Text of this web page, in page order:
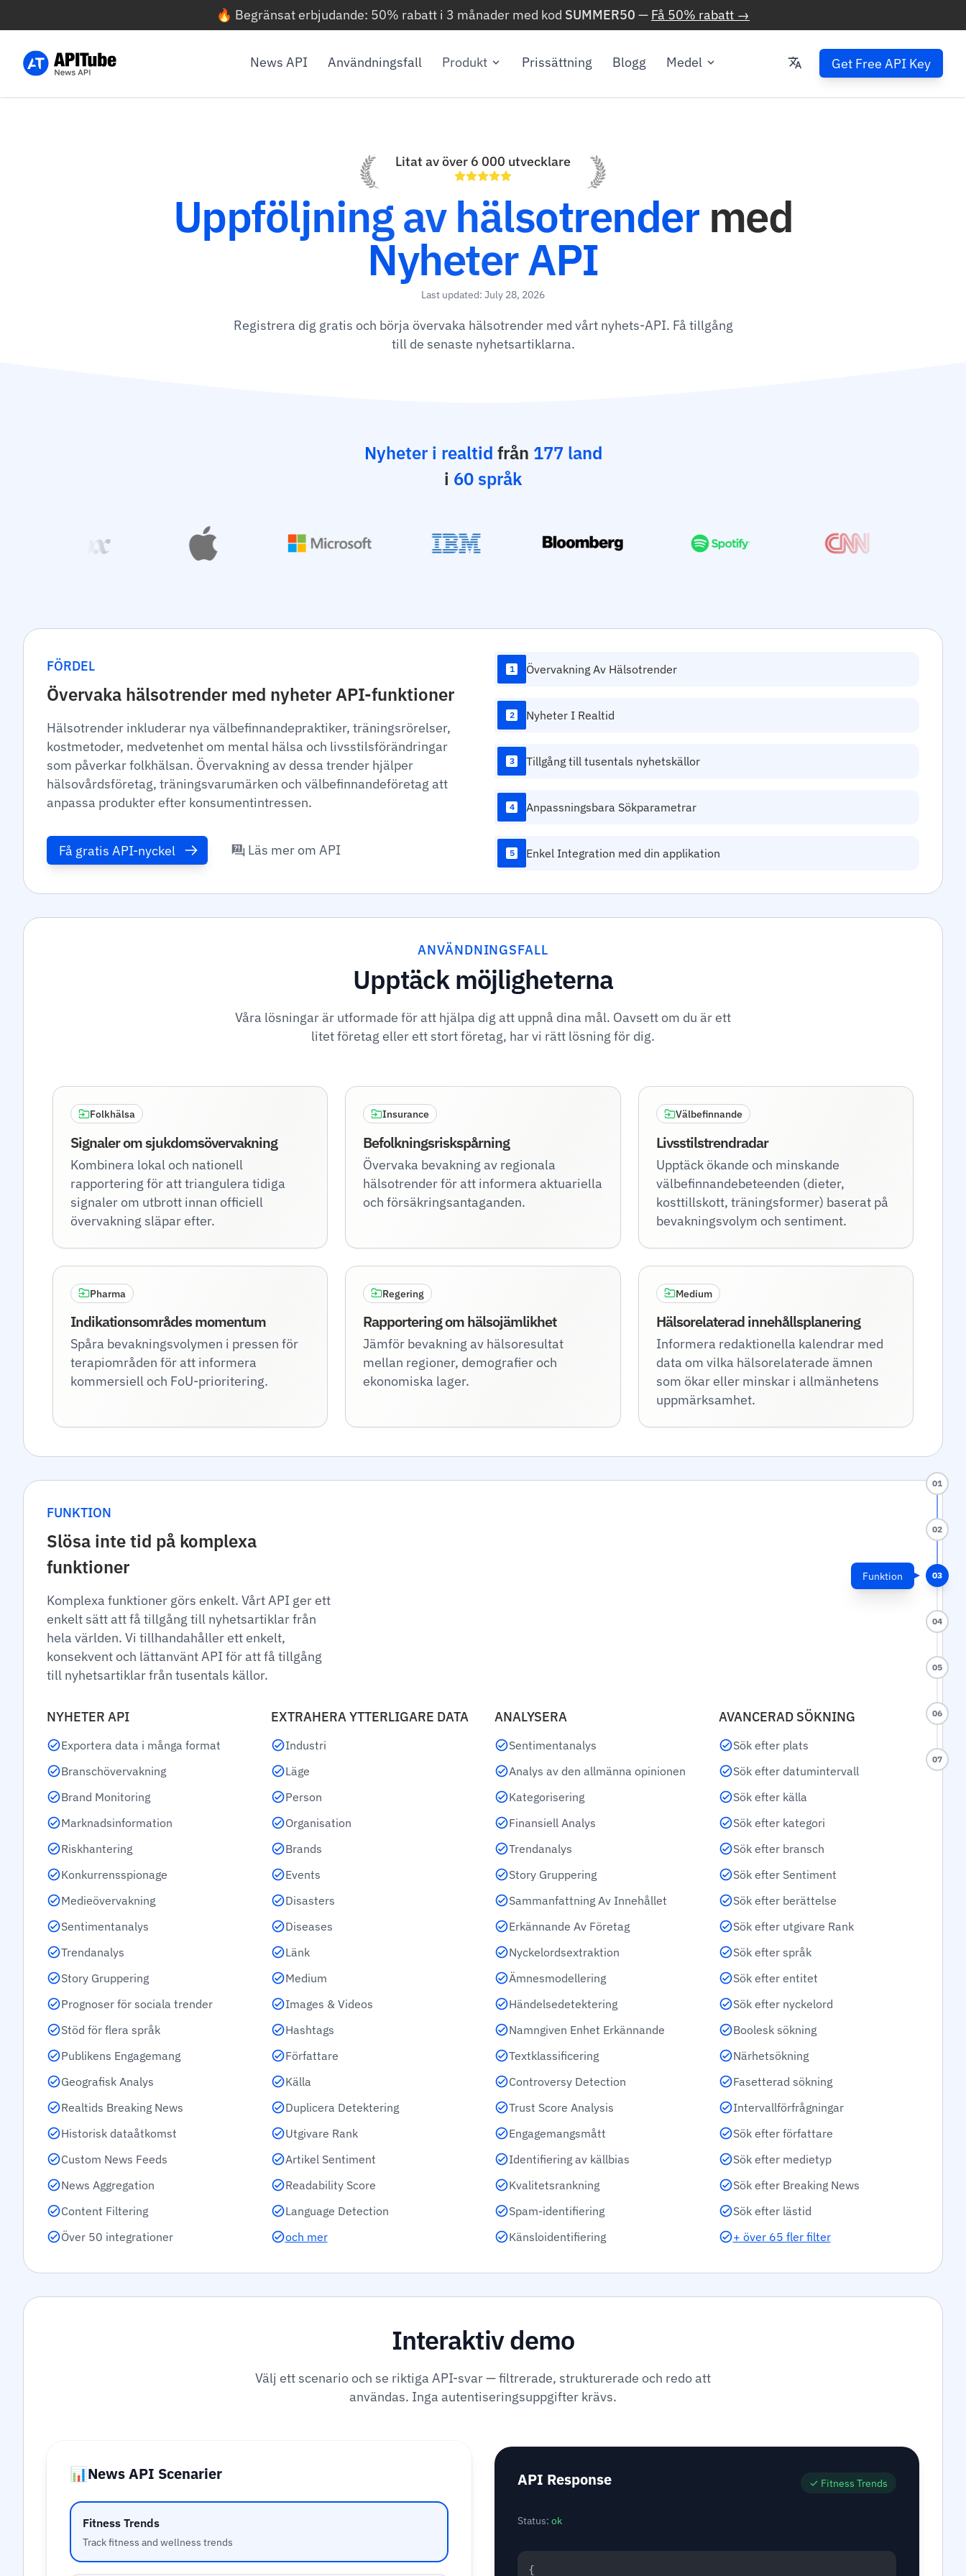
🔥 Begränsat erbjudande: 50% rabatt i 3 månader med kod SUMMER50 — Få 50% rabatt →
News API Användningsfall Produkt Prissättning Blogg Medel Get Free API Key
01
02
03
Funktion
04
05
06
07
Litat av över 6 000 utvecklare
Uppföljning av hälsotrender med
Nyheter API
Last updated: July 28, 2026
Registrera dig gratis och börja övervaka hälsotrender med vårt nyhets-API. Få tillgång
till de senaste nyhetsartiklarna.
Nyheter i realtid från 177 land
i 60 språk
FÖRDEL
Övervaka hälsotrender med nyheter API-funktioner
Hälsotrender inkluderar nya välbefinnandepraktiker, träningsrörelser,
kostmetoder, medvetenhet om mental hälsa och livsstilsförändringar
som påverkar folkhälsan. Övervakning av dessa trender hjälper
hälsovårdsföretag, träningsvarumärken och välbefinnandeföretag att
anpassa produkter efter konsumentintressen.
Få gratis API-nyckel Läs mer om API
1 Övervakning Av Hälsotrender
2 Nyheter I Realtid
3 Tillgång till tusentals nyhetskällor
4 Anpassningsbara Sökparametrar
5 Enkel Integration med din applikation
ANVÄNDNINGSFALL
Upptäck möjligheterna
Våra lösningar är utformade för att hjälpa dig att uppnå dina mål. Oavsett om du är ett
litet företag eller ett stort företag, har vi rätt lösning för dig.
Folkhälsa
Signaler om sjukdomsövervakning
Kombinera lokal och nationell
rapportering för att triangulera tidiga
signaler om utbrott innan officiell
övervakning släpar efter.
Insurance
Befolkningsriskspårning
Övervaka bevakning av regionala
hälsotrender för att informera aktuariella
och försäkringsantaganden.
Välbefinnande
Livsstilstrendradar
Upptäck ökande och minskande
välbefinnandebeteenden (dieter,
kosttillskott, träningsformer) baserat på
bevakningsvolym och sentiment.
Pharma
Indikationsområdes momentum
Spåra bevakningsvolymen i pressen för
terapiområden för att informera
kommersiell och FoU-prioritering.
Regering
Rapportering om hälsojämlikhet
Jämför bevakning av hälsoresultat
mellan regioner, demografier och
ekonomiska lager.
Medium
Hälsorelaterad innehållsplanering
Informera redaktionella kalendrar med
data om vilka hälsorelaterade ämnen
som ökar eller minskar i allmänhetens
uppmärksamhet.
FUNKTION
Slösa inte tid på komplexa
funktioner
Komplexa funktioner görs enkelt. Vårt API ger ett
enkelt sätt att få tillgång till nyhetsartiklar från
hela världen. Vi tillhandahåller ett enkelt,
konsekvent och lättanvänt API för att få tillgång
till nyhetsartiklar från tusentals källor.
NYHETER API
Exportera data i många format
Branschövervakning
Brand Monitoring
Marknadsinformation
Riskhantering
Konkurrensspionage
Medieövervakning
Sentimentanalys
Trendanalys
Story Gruppering
Prognoser för sociala trender
Stöd för flera språk
Publikens Engagemang
Geografisk Analys
Realtids Breaking News
Historisk dataåtkomst
Custom News Feeds
News Aggregation
Content Filtering
Över 50 integrationer
EXTRAHERA YTTERLIGARE DATA
Industri
Läge
Person
Organisation
Brands
Events
Disasters
Diseases
Länk
Medium
Images & Videos
Hashtags
Författare
Källa
Duplicera Detektering
Utgivare Rank
Artikel Sentiment
Readability Score
Language Detection
och mer
ANALYSERA
Sentimentanalys
Analys av den allmänna opinionen
Kategorisering
Finansiell Analys
Trendanalys
Story Gruppering
Sammanfattning Av Innehållet
Erkännande Av Företag
Nyckelordsextraktion
Ämnesmodellering
Händelsedetektering
Namngiven Enhet Erkännande
Textklassificering
Controversy Detection
Trust Score Analysis
Engagemangsmått
Identifiering av källbias
Kvalitetsrankning
Spam-identifiering
Känsloidentifiering
AVANCERAD SÖKNING
Sök efter plats
Sök efter datumintervall
Sök efter källa
Sök efter kategori
Sök efter bransch
Sök efter Sentiment
Sök efter berättelse
Sök efter utgivare Rank
Sök efter språk
Sök efter entitet
Sök efter nyckelord
Boolesk sökning
Närhetsökning
Fasetterad sökning
Intervallförfrågningar
Sök efter författare
Sök efter medietyp
Sök efter Breaking News
Sök efter lästid
+ över 65 fler filter
Interaktiv demo
Välj ett scenario och se riktiga API-svar — filtrerade, strukturerade och redo att
användas. Inga autentiseringsuppgifter krävs.
📊News API Scenarier
Fitness Trends
Track fitness and wellness trends
API Response ✓ Fitness Trends
Status: ok
{